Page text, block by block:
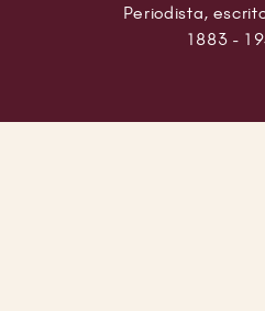
Periodista,
1883 -